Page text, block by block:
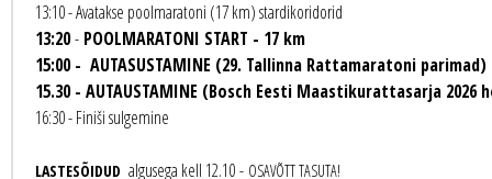
13:10 - Avatakse poolmaratoni (17 km) stardikoridorid
13:20- POOLMARATONI START - 17 km
15:00 - AUTASUSTAMINE (29. Tallinna Rattamaratoni parimad)
15.30 - AUTAUSTAMINE (Bosch Eesti Maastikurattasarja 2026
16:30 - Finiši sulgemine
LASTESÕIDUD algusega kell 12.10 - OSAVÕTT TASUTA!